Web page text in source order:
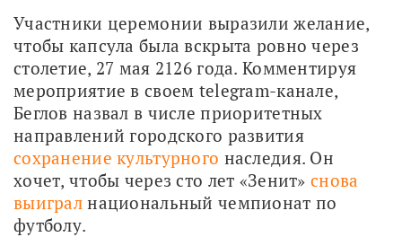
Участники церемонии выразили желание,
чтобы капсула была вскрыта ровно через
столетие, 27 мая 2126 года. Комментируя
мероприятие в своем telegram-канале,
Беглов назвал в числе приоритетных
направлений городского развития
сохранение культурного наследия. Он
хочет, чтобы через сто лет «Зенит» снова
выиграл национальный чемпионат по
футболу.